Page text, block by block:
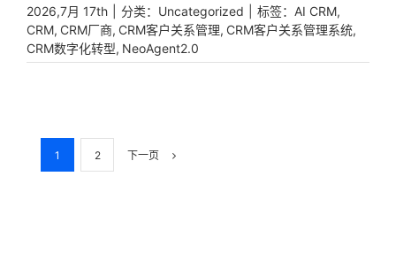
CRM，内置营销Agent、销售Agent、服务Agent、渠
道Agent、分析师Agent五大智能体，打造端到端的营
销服全链路智能体验，助力企业实现客户经营的全面智
能化升级。 [...]
2026,7月 17th 分类： Uncategorized 标签： AI CRM,
CRM, CRM厂商, CRM客户关系管理, CRM客户关系管理系统,
CRM数字化转型, NeoAgent2.0
1 2 下一页